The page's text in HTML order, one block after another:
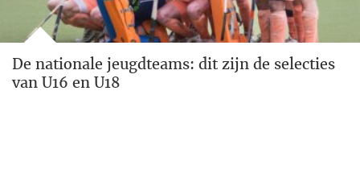
De nationale jeugdteams: dit zijn de selecties
van U16 en U18